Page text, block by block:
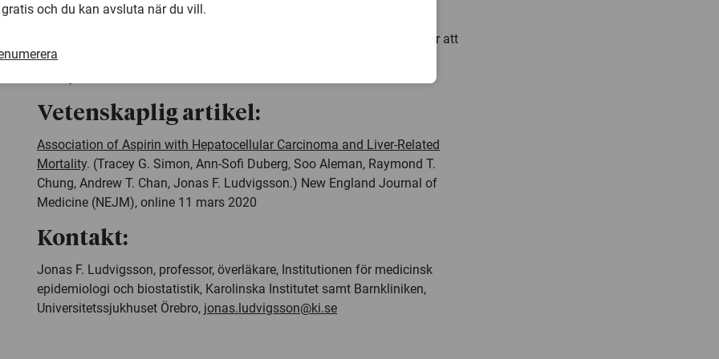
Universitetssjukhuset Örebro.
Forskarna poängterar att randomiserade kliniska prövningar behövs för att
ytterligare utreda fördelarna med acetylsalicylsyra för patienter med
Vetenskaplig artikel:
Association of Aspirin with Hepatocellular Carcinoma and Liver-Related
Mortality. (Tracey G. Simon, Ann-Sofi Duberg, Soo Aleman, Raymond T.
Chung, Andrew T. Chan, Jonas F. Ludvigsson.) New England Journal of
Medicine (NEJM), online 11 mars 2020
Kontakt:
Jonas F. Ludvigsson, professor, överläkare, Institutionen för medicinsk
epidemiologi och biostatistik, Karolinska Institutet samt Barnkliniken,
Universitetssjukhuset Örebro, jonas.ludvigsson@ki.se
gratis och du kan avsluta när du vill.